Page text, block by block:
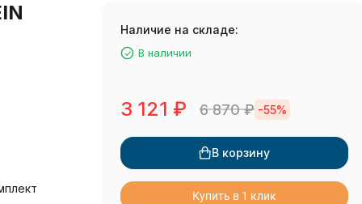
Наличие на складе:
В наличии
3 121 ₽ 6 870₽ -55%
В корзину
Купить в 1 клик